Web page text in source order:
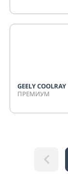
GEELY COOLRAY
ПРЕМИУМ